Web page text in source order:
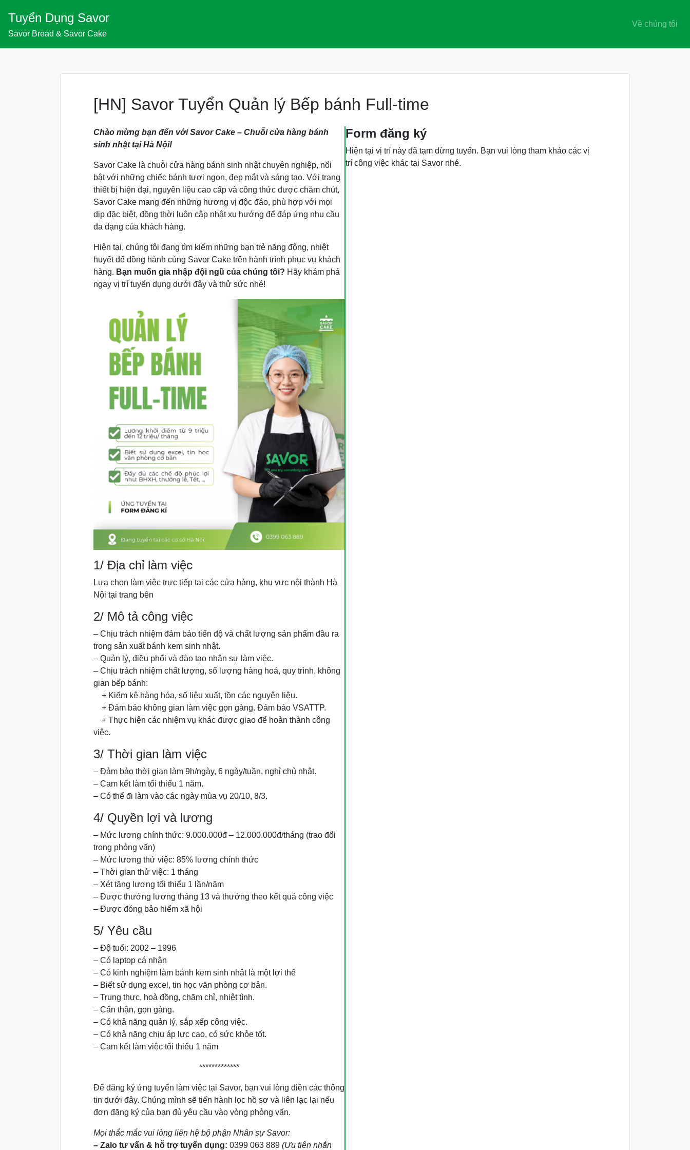
content
Tuyển Dụng Savor
Savor Bread & Savor Cake
Về chúng tôi
[HN] Savor Tuyển Quản lý Bếp bánh Full-time
Chào mừng bạn đến với Savor Cake – Chuỗi cửa hàng bánh
sinh nhật tại Hà Nội!
Savor Cake là chuỗi cửa hàng bánh sinh nhật chuyên nghiệp, nổi
bật với những chiếc bánh tươi ngon, đẹp mắt và sáng tạo. Với trang
thiết bị hiện đại, nguyên liệu cao cấp và công thức được chăm chút,
Savor Cake mang đến những hương vị độc đáo, phù hợp với mọi
dịp đặc biệt, đồng thời luôn cập nhật xu hướng để đáp ứng nhu cầu
đa dạng của khách hàng.
Hiện tại, chúng tôi đang tìm kiếm những bạn trẻ năng động, nhiệt
huyết để đồng hành cùng Savor Cake trên hành trình phục vụ khách
hàng. Bạn muốn gia nhập đội ngũ của chúng tôi? Hãy khám phá
ngay vị trí tuyển dụng dưới đây và thử sức nhé!
1/ Địa chỉ làm việc
Lựa chọn làm việc trực tiếp tại các cửa hàng, khu vực nội thành Hà
Nội tại trang bên
2/ Mô tả công việc
– Chịu trách nhiệm đảm bảo tiến độ và chất lượng sản phẩm đầu ra
trong sản xuất bánh kem sinh nhật.
– Quản lý, điều phối và đào tạo nhân sự làm việc.
– Chịu trách nhiệm chất lượng, số lượng hàng hoá, quy trình, không
gian bếp bánh:
+ Kiểm kê hàng hóa, số liệu xuất, tồn các nguyên liệu.
+ Đảm bảo không gian làm việc gọn gàng. Đảm bảo VSATTP.
+ Thực hiện các nhiệm vụ khác được giao để hoàn thành công
việc.
3/ Thời gian làm việc
– Đảm bảo thời gian làm 9h/ngày, 6 ngày/tuần, nghỉ chủ nhật.
– Cam kết làm tối thiểu 1 năm.
– Có thể đi làm vào các ngày mùa vụ 20/10, 8/3.
4/ Quyền lợi và lương
– Mức lương chính thức: 9.000.000đ – 12.000.000đ/tháng (trao đổi
trong phỏng vấn)
– Mức lương thử việc: 85% lương chính thức
– Thời gian thử việc: 1 tháng
– Xét tăng lương tối thiểu 1 lần/năm
– Được thưởng lương tháng 13 và thưởng theo kết quả công việc
– Được đóng bảo hiểm xã hội
5/ Yêu cầu
– Độ tuổi: 2002 – 1996
– Có laptop cá nhân
– Có kinh nghiệm làm bánh kem sinh nhật là một lợi thế
– Biết sử dụng excel, tin học văn phòng cơ bản.
– Trung thực, hoà đồng, chăm chỉ, nhiệt tình.
– Cẩn thận, gọn gàng.
– Có khả năng quản lý, sắp xếp công việc.
– Có khả năng chịu áp lực cao, có sức khỏe tốt.
– Cam kết làm việc tối thiểu 1 năm
*************
Để đăng ký ứng tuyển làm việc tại Savor, bạn vui lòng điền các thông
tin dưới đây. Chúng mình sẽ tiến hành lọc hồ sơ và liên lạc lại nếu
đơn đăng ký của bạn đủ yêu cầu vào vòng phỏng vấn.
Mọi thắc mắc vui lòng liên hệ bộ phận Nhân sự Savor:
– Zalo tư vấn & hỗ trợ tuyển dụng: 0399 063 889 (Ưu tiên nhắn
Form đăng ký
Hiện tại vị trí này đã tạm dừng tuyển. Bạn vui lòng tham khảo các vị
trí công việc khác tại Savor nhé.